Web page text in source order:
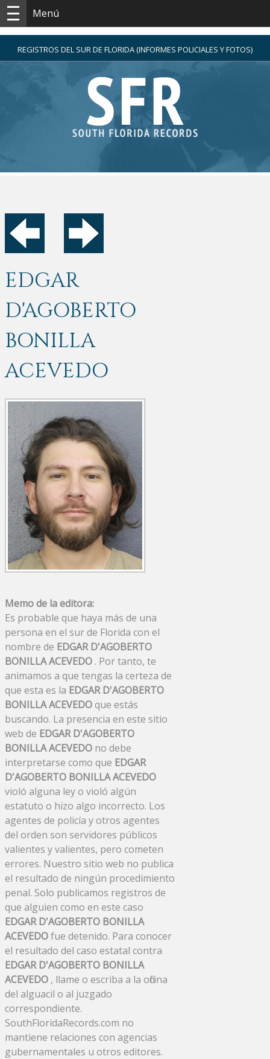
Menú
REGISTROS DEL SUR DE FLORIDA (INFORMES POLICIALES Y FOTOS)
EDGAR
D'AGOBERTO
BONILLA
ACEVEDO
Memo de la editora:
Es probable que haya más de una
persona en el sur de Florida con el
nombre de EDGAR D'AGOBERTO
BONILLA ACEVEDO . Por tanto, te
animamos a que tengas la certeza de
que esta es la EDGAR D'AGOBERTO
BONILLA ACEVEDOque estás
buscando. La presencia en este sitio
web de EDGAR D'AGOBERTO
BONILLA ACEVEDO no debe
interpretarse como que EDGAR
D'AGOBERTO BONILLA ACEVEDO
violó alguna ley o violó algún
estatuto o hizo algo incorrecto. Los
agentes de policía y otros agentes
del orden son servidores públicos
valientes y valientes, pero cometen
errores. Nuestro sitio web no publica
el resultado de ningún procedimiento
penal. Solo publicamos registros de
que alguien como en este caso
EDGAR D'AGOBERTO BONILLA
ACEVEDOfue detenido. Para conocer
el resultado del caso estatal contra
EDGAR D'AGOBERTO BONILLA
ACEVEDO , llame o escriba a la oficina
del alguacil o al juzgado
correspondiente.
SouthFloridaRecords.com no
mantiene relaciones con agencias
gubernamentales u otros editores.